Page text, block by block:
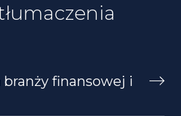
branży finansowej i